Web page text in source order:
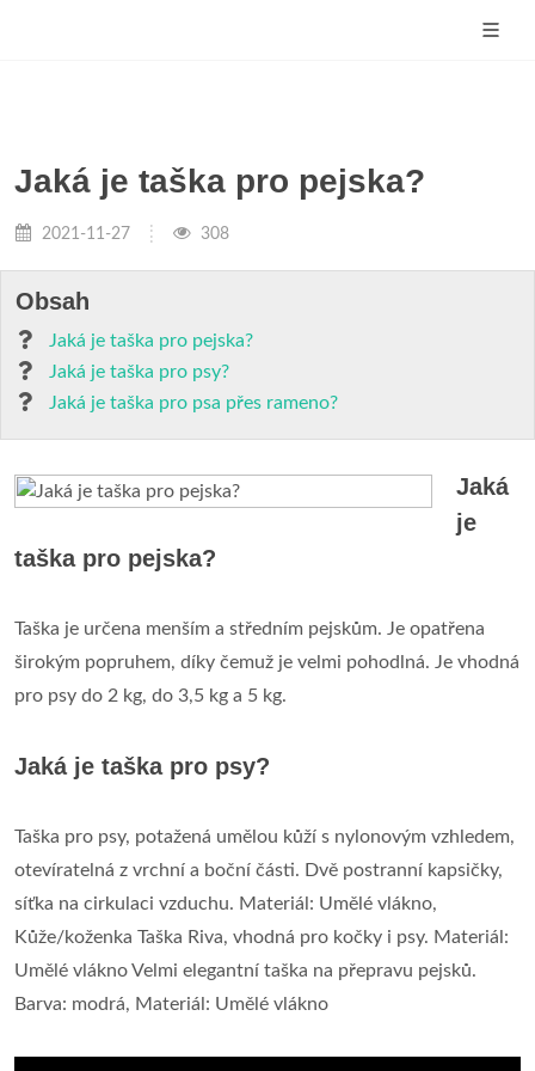
Jaká je taška pro pejska?
2021-11-27 308
Obsah
Jaká je taška pro pejska?
Jaká je taška pro psy?
Jaká je taška pro psa přes rameno?
Jaká
je
taška pro pejska?
Taška je určena menším a středním pejskům. Je opatřena
širokým popruhem, díky čemuž je velmi pohodlná. Je vhodná
pro psy do 2 kg, do 3,5 kg a 5 kg.
Jaká je taška pro psy?
Taška pro psy, potažená umělou kůží s nylonovým vzhledem,
otevíratelná z vrchní a boční části. Dvě postranní kapsičky,
síťka na cirkulaci vzduchu. Materiál: Umělé vlákno,
Kůže/koženka Taška Riva, vhodná pro kočky i psy. Materiál:
Umělé vlákno Velmi elegantní taška na přepravu pejsků.
Barva: modrá, Materiál: Umělé vlákno